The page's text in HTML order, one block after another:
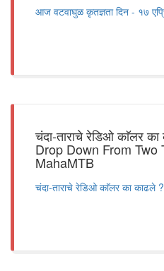
आज वटवाघुळ कृतज्ञता दिन - १७
चंदा-ताराचे रेडिओ काॅलर
Drop Down From
MahaMTB
चंदा-ताराचे रेडिओ काॅलर का काढले ?